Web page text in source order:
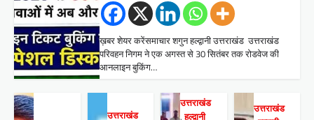
ख़बर शेयर करेंसमाचार शगुन हल्द्वानी उत्तराखंड उत्तराखंड
परिवहन निगम ने एक अगस्त से 30 सितंबर तक रोडवेज की
आनलाइन बुकिंग…
उत्तराखंड
उत्तराखंड
,हल्द्वानी
उत्तराखंड